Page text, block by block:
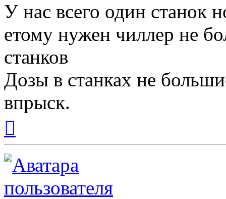
У нас всего один станок
етому нужен чиллер не
станков
Дозы в станках не
впрыск.
началу